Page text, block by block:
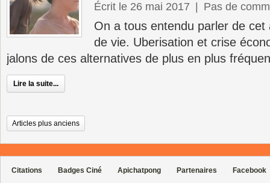
Écrit le 26 mai 2017 Pas de
On a tous entendu parler de cet
de vie. Uberisation et crise
jalons de ces alternatives de plus en plus
Lire la suite...
Articles plus anciens
Citations Badges Ciné Apichatpong Partenaires Facebook